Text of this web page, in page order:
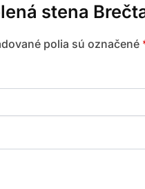
stena
polia sú označené